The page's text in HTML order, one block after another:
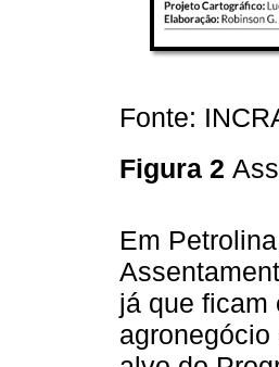
Fonte:
Figura 2
Em
já que ficam